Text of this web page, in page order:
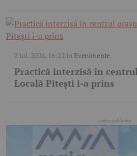
2 iul. 2026, 16:22 în Evenimente
Practică interzisă în
Locală Pitești i-a prins